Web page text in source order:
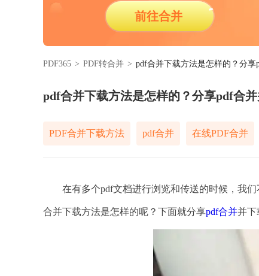
前往合并
PDF365 > PDF转合并 > pdf合并下载方法是怎样的？分
pdf合并下载方法是怎样的？分享pdf合
PDF合并下载方法 pdf合并 在线PDF合并
在有多个pdf文档进行浏览和传送的时候，我们
合并下载方法是怎样的呢？下面就分享pdf合并并下